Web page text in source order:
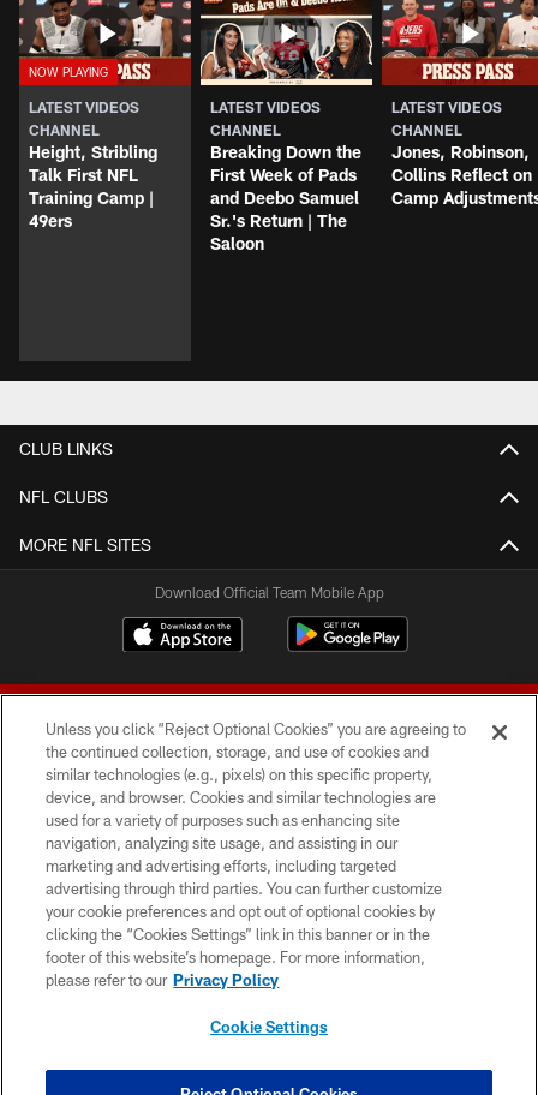
LATEST VIDEOS
CHANNEL
Height, Stribling
Talk First NFL
Training Camp |
49ers
LATEST VIDEOS
CHANNEL
Breaking Down the
First Week of Pads
and Deebo Samuel
Sr.'s Return | The
Saloon
LATEST VIDEOS
CHANNEL
Jones, Robinson,
Collins Reflect on
Camp
CLUB LINKS
NFL CLUBS
MORE NFL SITES
Download Official Team Mobile App
© 2026 Forty Niners Football Company LLC
TERMS AND CONDITIONS
PRIVACY POLICY
ACCESSIBILITY
CONTACT US
Unless you click “Reject Optional Cookies” you are agreeing to
the continued collection, storage, and use of cookies and
similar technologies (e.g., pixels) on this specific property,
device, and browser. Cookies and similar technologies are
used for a variety of purposes such as enhancing site
navigation, analyzing site usage, and assisting in our
marketing and advertising efforts, including targeted
advertising through third parties. You can further customize
your cookie preferences and opt out of optional cookies by
clicking the “Cookies Settings” link in this banner or in the
footer of this website’s homepage. For more information,
please refer to our Privacy Policy
Cookie Settings